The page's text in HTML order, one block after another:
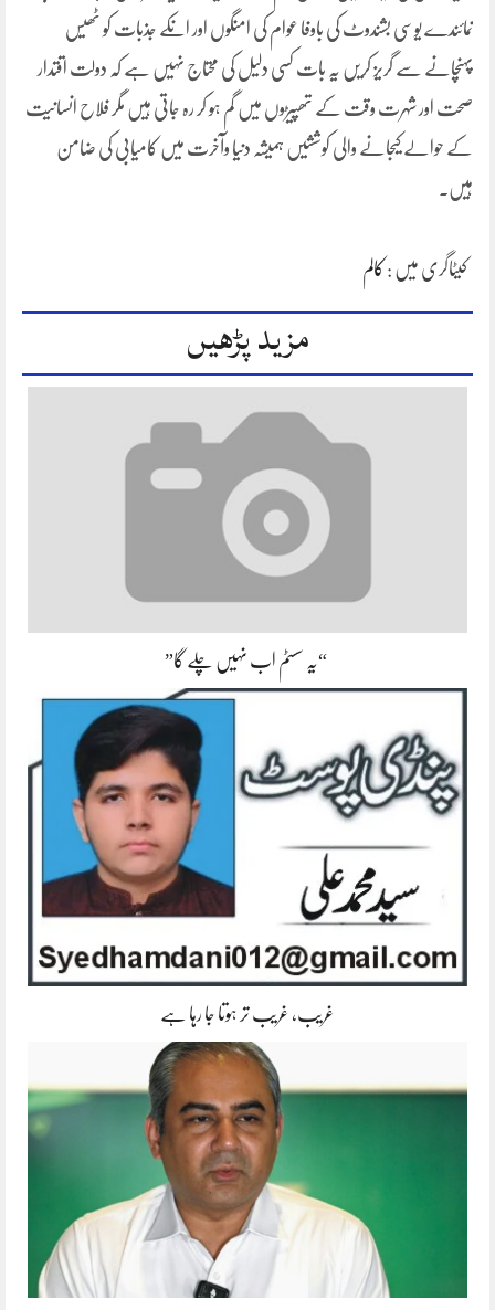
نمائندے یوسی بشندوٹ کی باوفا عوام کی امنگوں اور انکے جذبات کو ٹھیس
پہنچانے سے گریز کریں یہ بات کسی دلیل کی محتاج نہیں ہے کہ دولت اقتدار
صحت اور شہرت وقت کے تھپیڑوں میں گم ہو کر رہ جاتی ہیں مگر فلاح انسانیت
کے حوالے کیجانے والی کوششیں ہمیشہ دنیا وآخرت میں کامیابی کی ضامن
ہیں۔
کیٹاگری میں : کالم
مزید پڑھیں
“یہ سسٹم اب نہیں چلے گا”
غریب، غریب تر ہوتا جا رہا ہے